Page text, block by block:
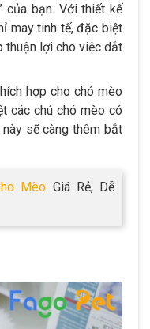
của bạn. Với thiết kế
may tinh tế, đặc biệt
thuận lợi cho việc dắt
hợp cho chó mèo
các chú chó mèo có
sẽ càng thêm bắt
Mèo Giá Rẻ, Dễ